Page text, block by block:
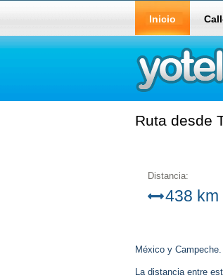
Inicio
Ruta desde
Distancia:
438 km
México y Campeche.
La distancia entre